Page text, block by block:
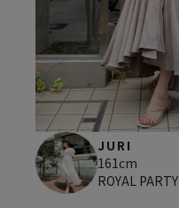
JURI
161cm
ROYAL PARTY